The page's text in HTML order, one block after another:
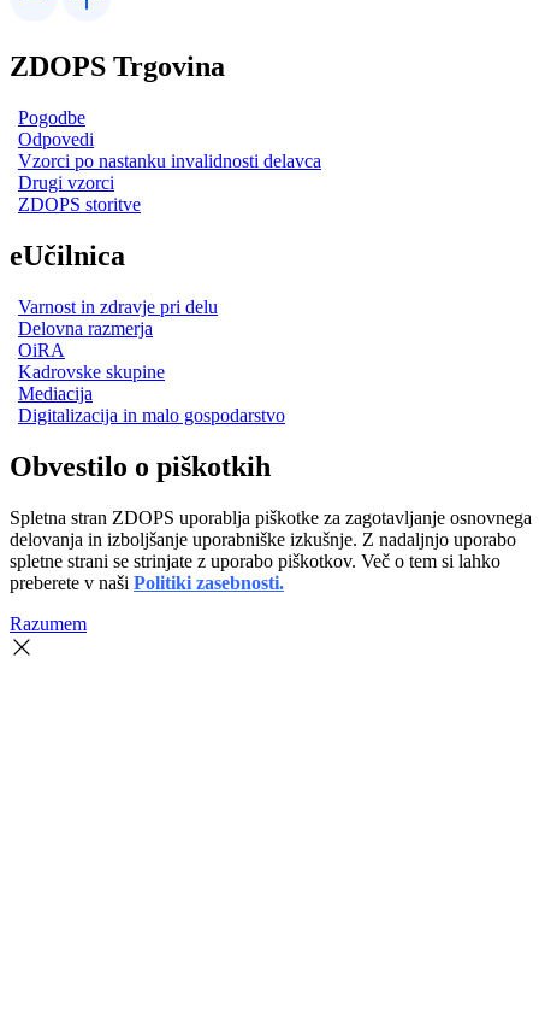
ZDOPS Trgovina
Pogodbe
Odpovedi
Vzorci po nastanku invalidnosti delavca
Drugi vzorci
ZDOPS storitve
eUčilnica
Varnost in zdravje pri delu
Delovna razmerja
OiRA
Kadrovske skupine
Mediacija
Digitalizacija in malo gospodarstvo
Obvestilo o piškotkih
Spletna stran ZDOPS uporablja piškotke za zagotavljanje osnovnega
delovanja in izboljšanje uporabniške izkušnje. Z nadaljnjo uporabo
spletne strani se strinjate z uporabo piškotkov. Več o tem si lahko
preberete v naši Politiki zasebnosti.
Razumem